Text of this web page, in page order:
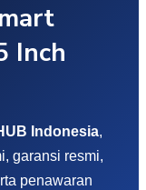
Inch
Indonesia,
garansi resmi,
penawaran